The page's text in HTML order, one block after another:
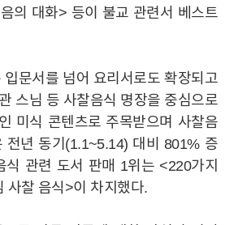
의 대화> 등이 불교 관련서 베스트
입문서를 넘어 요리서로도 확장되고
스님 등 사찰음식 명장을 중심으로
미식 콘텐츠로 주목받으며 사찰음
전년 동기(1.1~5.14) 대비 801% 증
식 관련 도서 판매 1위는 <220가지
사찰 음식>이 차지했다.